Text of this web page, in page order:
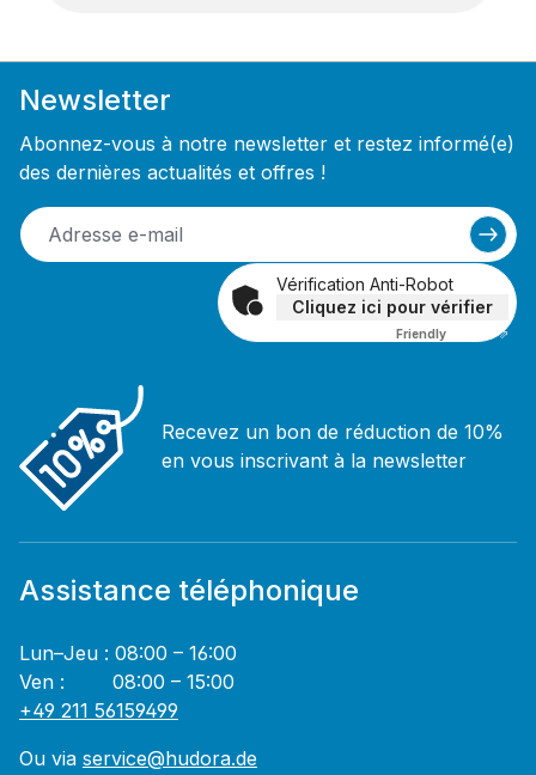
Newsletter
Abonnez-vous à notre newsletter et restez informé(e)
des dernières actualités et offres !
Vérification Anti-Robot
Cliquez ici pour vérifier
Friendly Captcha ⇗
Recevez un bon de réduction de 10%
en vous inscrivant à la newsletter
Assistance téléphonique
Lun–Jeu : 08:00 – 16:00
Ven : 08:00 – 15:00
+49 211 56159499
Ou via service@hudora.de